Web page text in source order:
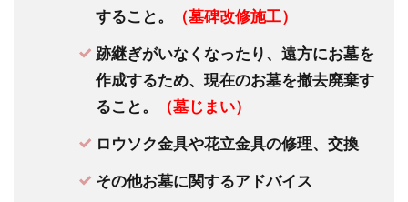
すること。
（墓碑改修施工）
跡継ぎがいなくなったり、遠方にお墓を
作成するため、現在のお墓を撤去廃棄す
ること。
（墓じまい）
ロウソク金具や花立金具の修理、交換
その他お墓に関するアドバイス